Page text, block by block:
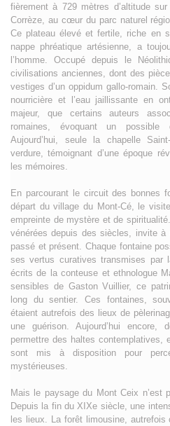
fièrement à 729 mètres d’altitude
Corrèze, au cœur du parc naturel
Ce plateau élevé et fertile, riche en
nappe phréatique artésienne, a
l’homme. Occupé depuis le
civilisations anciennes, dont des
vestiges d’un oppidum gallo-romain.
nourricière et l’eau jaillissante en
majeur, que certains auteurs
romaines, évoquant un possible
Aujourd’hui, seule la chapelle
verdure, témoignant d’une époque
les mémoires.
En parcourant le circuit des bonnes
départ du village du Mont-Cé, le
empreinte de mystère et de
vénérées depuis des siècles, invite à
passé et présent. Chaque fontaine
ses vertus curatives transmises par
écrits de la conteuse et ethnologue
sensibles de Gaston Vuillier, ce
long du sentier. Ces fontaines,
étaient autrefois des lieux de
une guérison. Aujourd’hui
permettre des haltes contemplatives,
sont mis à disposition pour
mystérieuses.
Mais le paysage du Mont Ceix n’est
Depuis la fin du XIXe siècle, une
les lieux. La forêt limousine,